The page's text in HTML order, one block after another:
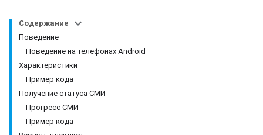
Содержание
Поведение
Поведение на телефонах Android
Характеристики
Пример кода
Получение статуса СМИ
Прогресс СМИ
Пример кода